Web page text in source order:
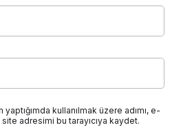
kullanılmak üzere adımı, e-
adresimi bu tarayıcıya kaydet.